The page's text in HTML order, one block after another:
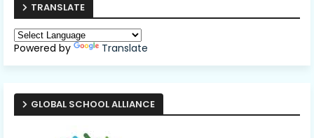
TRANSLATE
Powered by Translate
GLOBAL SCHOOL ALLIANCE